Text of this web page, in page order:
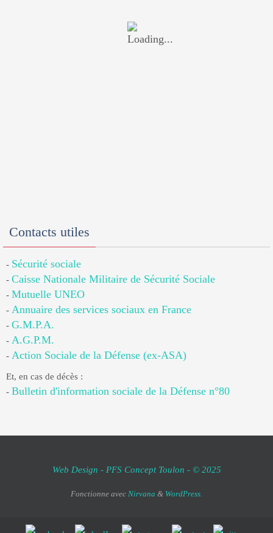
Contacts utiles
- Sécurité sociale
- Caisse Nationale Militaire de Sécurité Sociale
- Mutuelle UNEO
- Annuaire des services sociaux en France
- G.M.P.A.
- A.G.P.M.
- Action Sociale de la Défense (ex-ASA)
Et, en cas de décès :
- Bulletin d'information sociale de la Défense n°80
Web Design - PFS Concept Toulon - © 2025
Fonctionne avec Nirvana & WordPress.